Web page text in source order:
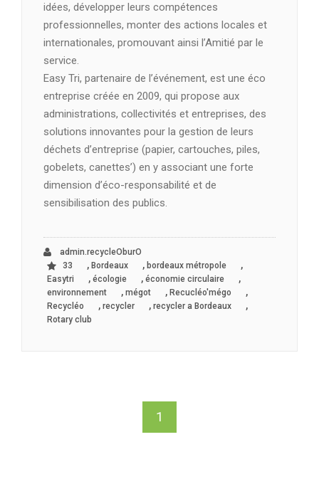
idées, développer leurs compétences
professionnelles, monter des actions locales et
internationales, promouvant ainsi l’Amitié par le
service.
Easy Tri, partenaire de l’événement, est une éco
entreprise créée en 2009, qui propose aux
administrations, collectivités et entreprises, des
solutions innovantes pour la gestion de leurs
déchets d’entreprise (papier, cartouches, piles,
gobelets, canettes’) en y associant une forte
dimension d’éco-responsabilité et de
sensibilisation des publics.
admin.recycleOburO
33
, Bordeaux , bordeaux métropole ,
Easytri , écologie , économie circulaire ,
environnement , mégot , Recucléo'mégo ,
Recycléo , recycler , recycler a Bordeaux ,
Rotary club
1